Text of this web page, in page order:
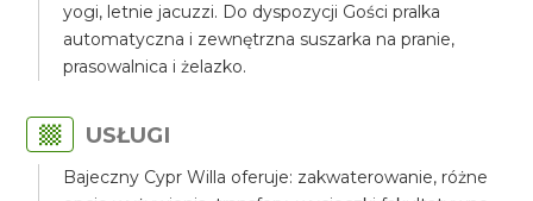
yogi, letnie jacuzzi. Do dyspozycji Gości pralka
automatyczna i zewnętrzna suszarka na pranie,
prasowalnica i żelazko.
USŁUGI
Bajeczny Cypr Willa oferuje: zakwaterowanie, różne